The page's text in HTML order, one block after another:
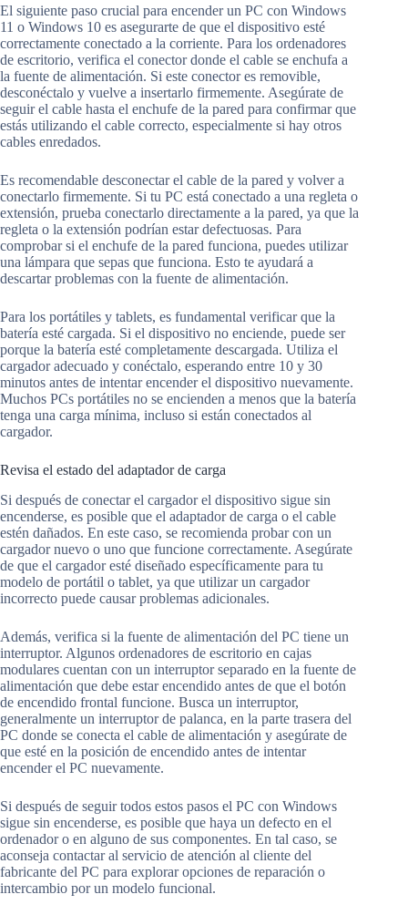
El siguiente paso crucial para encender un PC con Windows
11 o Windows 10 es asegurarte de que el dispositivo esté
correctamente conectado a la corriente. Para los ordenadores
de escritorio, verifica el conector donde el cable se enchufa a
la fuente de alimentación. Si este conector es removible,
desconéctalo y vuelve a insertarlo firmemente. Asegúrate de
seguir el cable hasta el enchufe de la pared para confirmar que
estás utilizando el cable correcto, especialmente si hay otros
cables enredados.
Es recomendable desconectar el cable de la pared y volver a
conectarlo firmemente. Si tu PC está conectado a una regleta o
extensión, prueba conectarlo directamente a la pared, ya que la
regleta o la extensión podrían estar defectuosas. Para
comprobar si el enchufe de la pared funciona, puedes utilizar
una lámpara que sepas que funciona. Esto te ayudará a
descartar problemas con la fuente de alimentación.
Para los portátiles y tablets, es fundamental verificar que la
batería esté cargada. Si el dispositivo no enciende, puede ser
porque la batería esté completamente descargada. Utiliza el
cargador adecuado y conéctalo, esperando entre 10 y 30
minutos antes de intentar encender el dispositivo nuevamente.
Muchos PCs portátiles no se encienden a menos que la batería
tenga una carga mínima, incluso si están conectados al
cargador.
Revisa el estado del adaptador de carga
Si después de conectar el cargador el dispositivo sigue sin
encenderse, es posible que el adaptador de carga o el cable
estén dañados. En este caso, se recomienda probar con un
cargador nuevo o uno que funcione correctamente. Asegúrate
de que el cargador esté diseñado específicamente para tu
modelo de portátil o tablet, ya que utilizar un cargador
incorrecto puede causar problemas adicionales.
Además, verifica si la fuente de alimentación del PC tiene un
interruptor. Algunos ordenadores de escritorio en cajas
modulares cuentan con un interruptor separado en la fuente de
alimentación que debe estar encendido antes de que el botón
de encendido frontal funcione. Busca un interruptor,
generalmente un interruptor de palanca, en la parte trasera del
PC donde se conecta el cable de alimentación y asegúrate de
que esté en la posición de encendido antes de intentar
encender el PC nuevamente.
Si después de seguir todos estos pasos el PC con Windows
sigue sin encenderse, es posible que haya un defecto en el
ordenador o en alguno de sus componentes. En tal caso, se
aconseja contactar al servicio de atención al cliente del
fabricante del PC para explorar opciones de reparación o
intercambio por un modelo funcional.